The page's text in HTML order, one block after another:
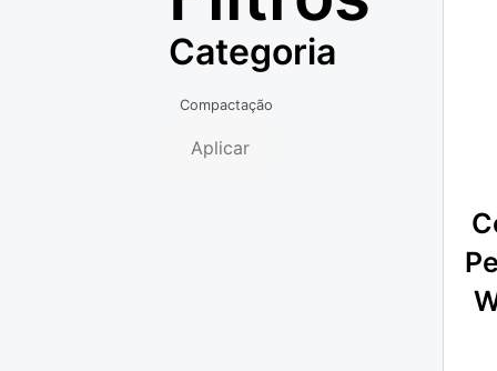
Categoria
Categoria
Compactação
Aplicar